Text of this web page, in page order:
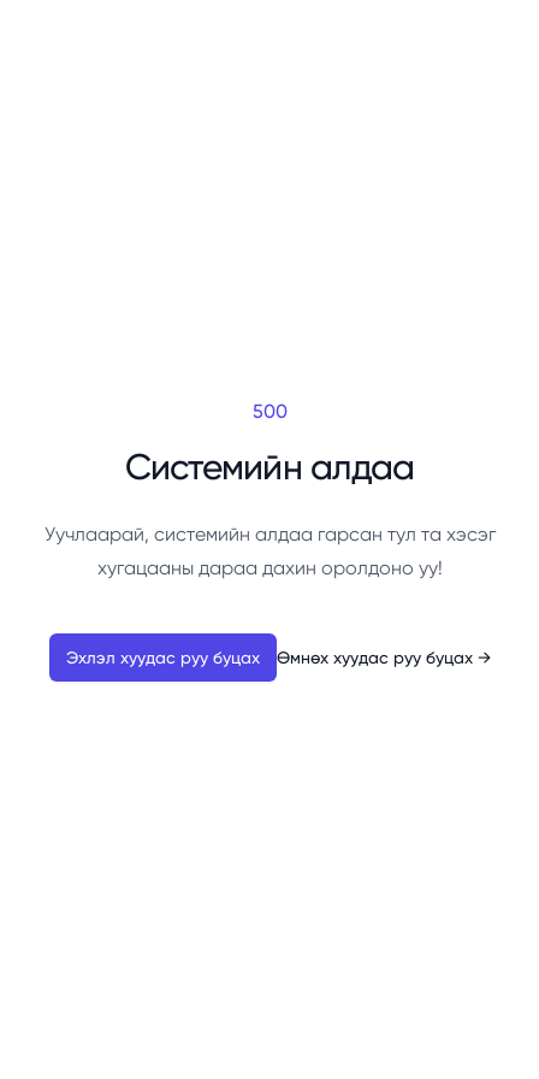
500
Системийн алдаа
Уучлаарай, системийн алдаа гарсан тул та хэсэг
хугацааны дараа дахин оролдоно уу!
Эхлэл хуудас руу буцах Өмнөх хуудас руу буцах →